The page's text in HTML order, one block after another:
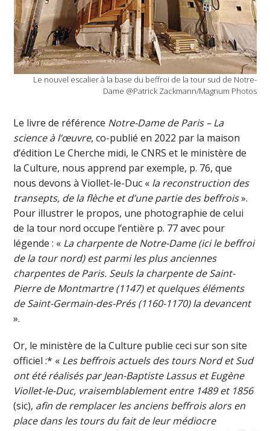
Le nouvel escalier à la base du beffroi de la tour sud de Notre-
Dame @Patrick Zackmann/Magnum Photos
Le livre de référence Notre-Dame de Paris – La
science à l’œuvre, co-publié en 2022 par la maison
d’édition Le Cherche midi, le CNRS et le ministère de
la Culture, nous apprend par exemple, p. 76, que
nous devons à Viollet-le-Duc « la reconstruction des
transepts, de la flèche et d’une partie des beffrois».
Pour illustrer le propos, une photographie de celui
de la tour nord occupe l’entière p. 77 avec pour
légende : « La charpente de Notre-Dame (ici le beffroi
de la tour nord) est parmi les plus anciennes
charpentes de Paris. Seuls la charpente de Saint-
Pierre de Montmartre (1147) et quelques éléments
de Saint-Germain-des-Prés (1160-1170) la devancent
».
Or, le ministère de la Culture publie ceci sur son site
officiel :* « Les beffrois actuels des tours Nord et Sud
ont été réalisés par Jean-Baptiste Lassus et Eugène
Viollet-le-Duc, vraisemblablement entre 1489 et 1856
(sic), afin de remplacer les anciens beffrois alors en
place dans les tours du fait de leur médiocre